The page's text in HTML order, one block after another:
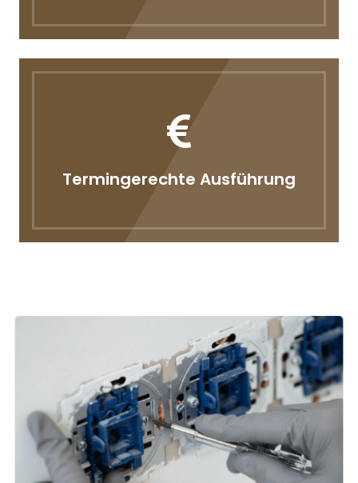
Termingerechte Ausführung